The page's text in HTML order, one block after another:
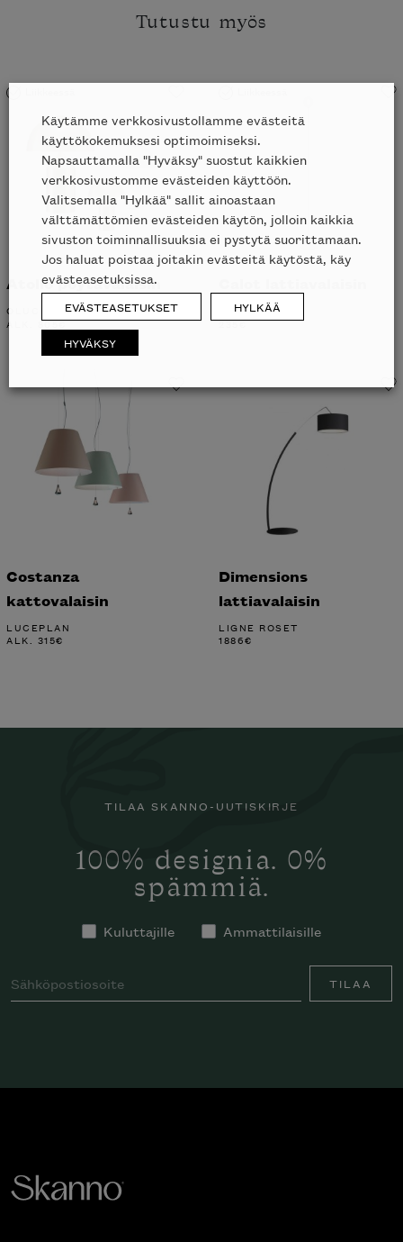
Tutustu myös
Atollo pöytävalaisin
OLUCE
ALK. 805€
LIGNE ROSET
235€
Costanza
kattovalaisin
LUCEPLAN
ALK. 315€
Dimensions
lattiavalaisin
LIGNE ROSET
1886€
TILAA SKANNO-UUTISKIRJE
100% designia. 0%
spämmiä.
Kuluttajille Ammattilaisille
TILAA
Käytämme verkkosivustollamme evästeitä
käyttökokemuksesi optimoimiseksi.
Napsauttamalla "Hyväksy" suostut kaikkien
verkkosivustomme evästeiden käyttöön.
Valitsemalla "Hylkää" sallit ainoastaan
välttämättömien evästeiden käytön, jolloin kaikkia
sivuston toiminnallisuuksia ei pystytä suorittamaan.
Jos haluat poistaa joitakin evästeitä käytöstä, käy
evästeasetuksissa.
EVÄSTEASETUKSET HYLKÄÄ
HYVÄKSY